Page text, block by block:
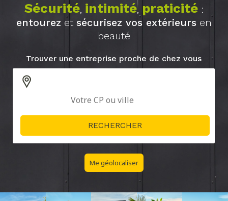
Sécurité, intimité, praticité:
entourez et sécurisez vos extérieurs en
beauté
Trouver une entreprise proche de chez vous
Me géolocaliser